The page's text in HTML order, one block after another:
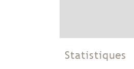
Statistiques